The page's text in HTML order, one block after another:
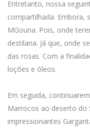
Entretanto, nossa
compartilhada. Embora,
MGouna. Pois, onde
destilaria. Já que, onde
das rosas. Com a
loções e óleos.
Em seguida,
Marrocos ao deserto do
impressionantes